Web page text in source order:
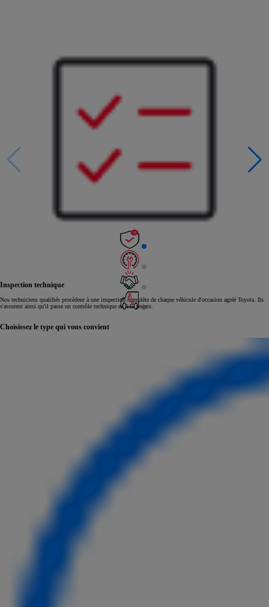
Inspection technique
Nos techniciens qualifiés procèdent à une inspection complète de chaque véhicule d'occasion agréé Toyota. Ils
s'assurent ainsi qu'il passe un contrôle technique en 145 points.
Choisissez le type qui vous convient